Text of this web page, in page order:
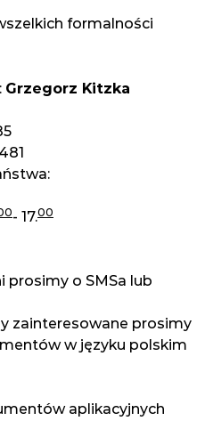
formalności
Grzegorz Kitzka
- 17.00
prosimy o SMSa lub
zainteresowane prosimy
w języku polskim
aplikacyjnych